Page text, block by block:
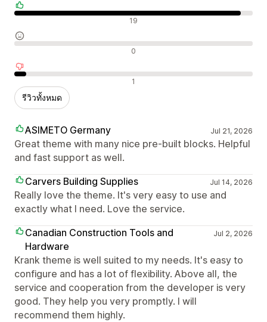
19
0
1
รีวิวทั้งหมด
ASIMETO Germany Jul 21, 2026
Great theme with many nice pre-built blocks. Helpful
and fast support as well.
Carvers Building Supplies
Jul 14, 2026
Really love the theme. It's very easy to use and
exactly what I need. Love the service.
Canadian Construction Tools and
Hardware
Jul 2, 2026
Krank theme is well suited to my needs. It's easy to
configure and has a lot of flexibility. Above all, the
service and cooperation from the developer is very
good. They help you very promptly. I will
recommend them highly.